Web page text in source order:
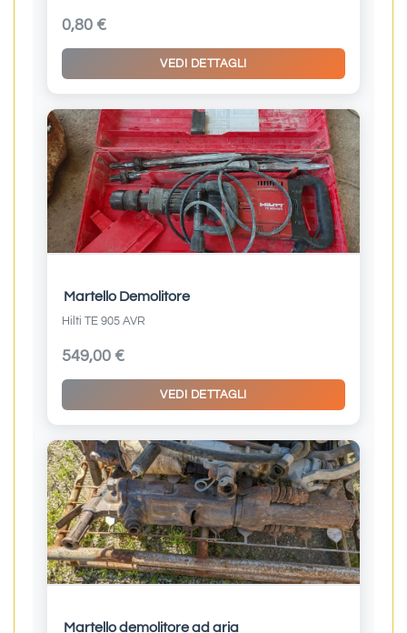
0,80 €
VEDI DETTAGLI
Martello Demolitore
Hilti TE 905 AVR
549,00 €
VEDI DETTAGLI
Martello demolitore ad aria